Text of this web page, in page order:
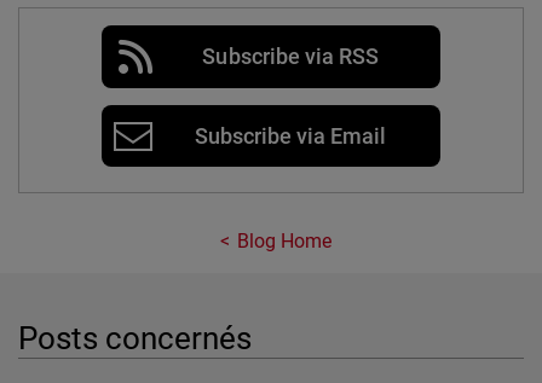
Subscribe via RSS
Subscribe via Email
Blog Home
Posts concernés